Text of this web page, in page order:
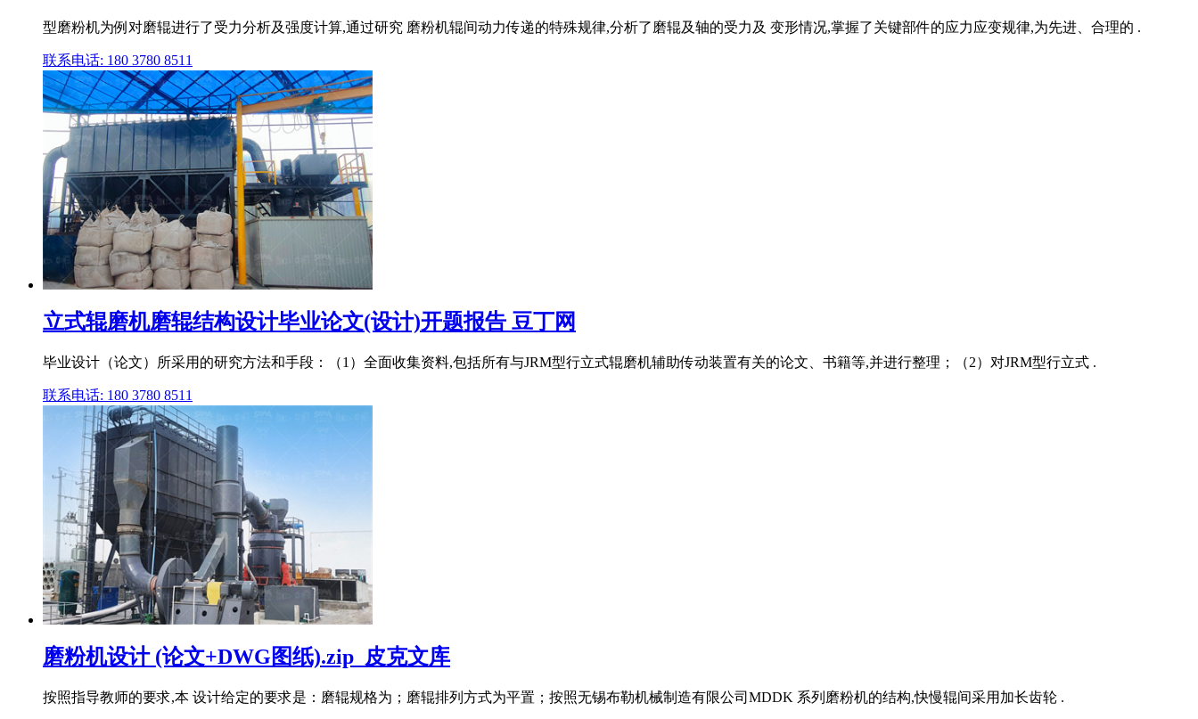
型磨粉机为例对磨辊进行了受力分析及强度计算,通过研究 磨粉机辊间动力传递的特殊规律,分析了磨辊及轴的受力及 变形情况,掌握了关键部件的应力应变规律,为先进、合理的 .
联系电话: 180 3780 8511
立式辊磨机磨辊结构设计毕业论文(设计)开题报告 豆丁网
毕业设计（论文）所采用的研究方法和手段：（1）全面收集资料,包括所有与JRM型行立式辊磨机辅助传动装置有关的论文、书籍等,并进行整理；（2）对JRM型行立式 .
联系电话: 180 3780 8511
磨粉机设计 (论文+DWG图纸).zip_皮克文库
按照指导教师的要求,本 设计给定的要求是：磨辊规格为；磨辊排列方式为平置；按照无锡布勒机械制造有限公司MDDK 系列磨粉机的结构,快慢辊间采用加长齿轮 .